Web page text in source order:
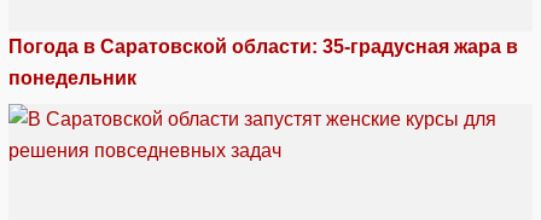
Погода в Саратовской области: 35-градусная жара в
понедельник